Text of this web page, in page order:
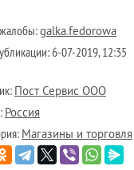
galka.fedorowa
6-07-2019, 12:35
Пост Сервис ООО
Россия
Магазины и торговля